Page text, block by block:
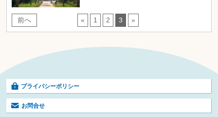
前へ « 1 2 3 »
プライバシーポリシー
お問合せ